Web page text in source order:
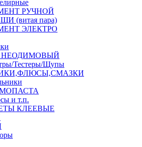
РУЧНОЙ
(витая пара)
ЭЛЕКТРО
Тестеры/Щупы
и т.п.
КЛЕЕВЫЕ